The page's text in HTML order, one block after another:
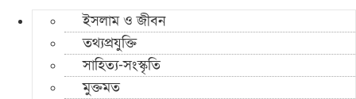
ইসলাম ও জীবন
তথ্যপ্রযুক্তি
সাহিত্য-সংস্কৃতি
মুক্তমত